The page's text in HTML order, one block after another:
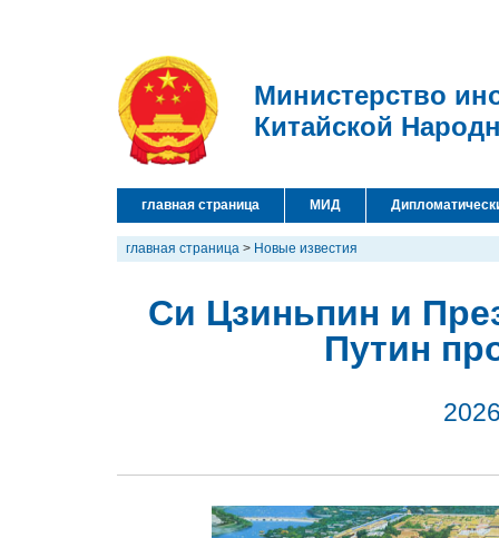
Министерство
Китайской
главная страница МИД
главная страница > Новые известия
Си Цзиньпин и
Путин